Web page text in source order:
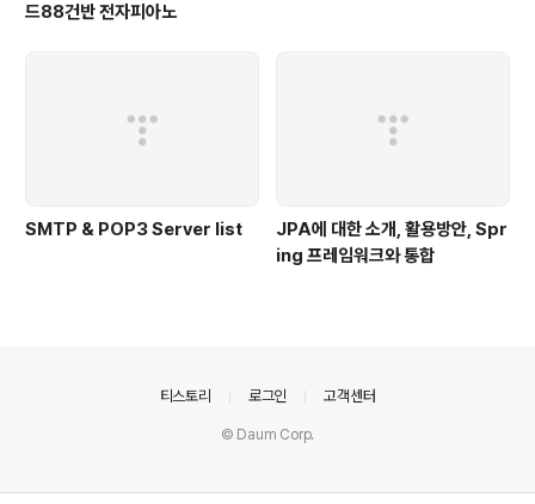
드88건반 전자피아노
SMTP & POP3 Server list
JPA에 대한 소개, 활용방안, Spr
ing 프레임워크와 통합
티스토리 로그인 고객센터
© Daum Corp.